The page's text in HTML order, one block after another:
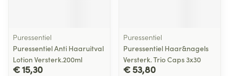
Puressentiel
Puressentiel Anti Haaruitval
Lotion Versterk.200ml
€ 15,30
Puressentiel
Puressentiel Haar&nagels
Versterk. Trio Caps 3x30
€ 53,80